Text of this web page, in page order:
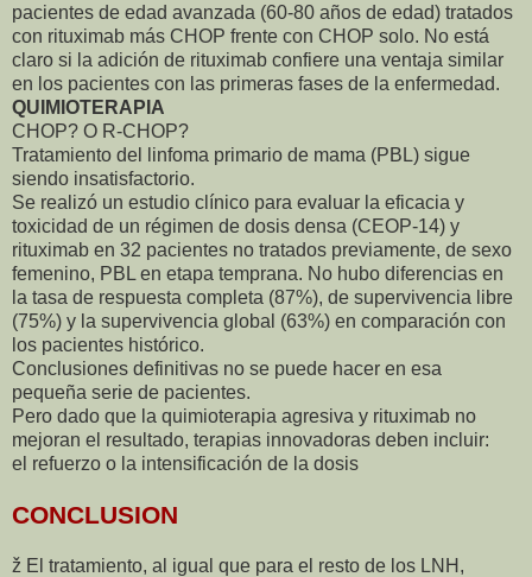
pacientes de edad avanzada (60-80 años de edad) tratados
con rituximab más CHOP frente con CHOP solo. No está
claro si la adición de rituximab confiere una ventaja similar
en los pacientes con las primeras fases de la enfermedad.
QUIMIOTERAPIA
CHOP? O R-CHOP?
Tratamiento del linfoma primario de mama (PBL) sigue
siendo insatisfactorio.
Se realizó un estudio clínico para evaluar la eficacia y
toxicidad de un régimen de dosis densa (CEOP-14) y
rituximab en 32 pacientes no tratados previamente, de sexo
femenino, PBL en etapa temprana. No hubo diferencias en
la tasa de respuesta completa (87%), de supervivencia libre
(75%) y la supervivencia global (63%) en comparación con
los pacientes histórico.
Conclusiones definitivas no se puede hacer en esa
pequeña serie de pacientes.
Pero dado que la quimioterapia agresiva y rituximab no
mejoran el resultado, terapias innovadoras deben incluir:
el refuerzo o la intensificación de la dosis
CONCLUSION
ž El tratamiento, al igual que para el resto de los LNH,